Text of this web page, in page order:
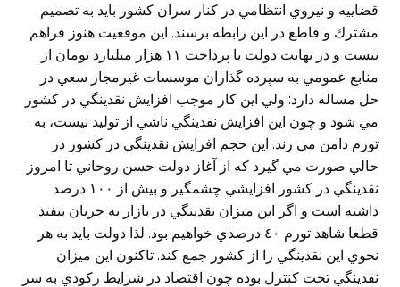
قضاييه و نيروي انتظامي در كنار سران كشور بايد به تصميم
مشترك و قاطع در اين رابطه برسند. اين موقعيت هنوز فراهم
نيست و در نهايت دولت با پرداخت ١١ هزار ميليارد تومان از
منابع عمومي به سپرده گذاران موسسات غيرمجاز سعي در
حل مساله دارد: ولي اين كار موجب افزايش نقدينگي در كشور
مي شود و چون اين افزايش نقدينگي ناشي از توليد نيست، به
تورم دامن مي زند. اين حجم افزايش نقدينگي در كشور در
حالي صورت مي گيرد كه از آغاز دولت حسن روحاني تا امروز
نقدينگي در كشور افزايشي چشمگير و بيش از ١٠٠ درصد
داشته است و اگر اين ميزان نقدينگي در بازار به جريان بيفتد
قطعا شاهد تورم ٤٠ درصدي خواهيم بود. لذا دولت بايد به هر
نحوي اين نقدينگي را از كشور جمع كند. تاكنون اين ميزان
نقدينگي تحت كنترل بوده چون اقتصاد در شرايط ركودي به سر